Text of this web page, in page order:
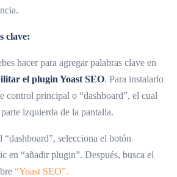
clave:
hacer para agregar palabras clave en
el plugin Yoast SEO. Para instalarlo
control principal o “dashboard”, el cual
izquierda de la pantalla.
“dashboard”, selecciona el botón
en “añadir plugin”. Después, busca el
“Yoast SEO”.